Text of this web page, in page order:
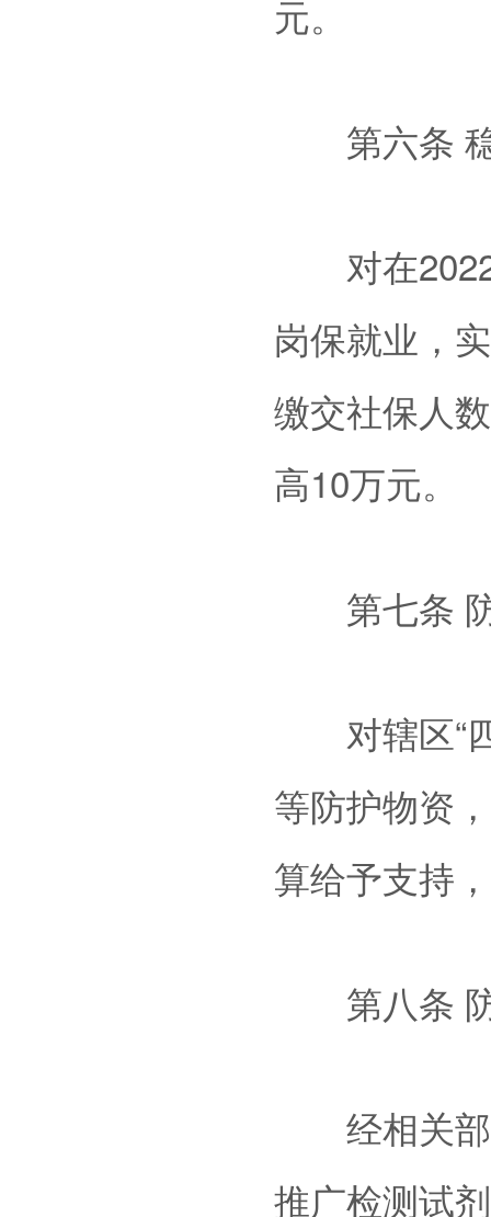
元。
第六条
对在2022
岗保就业，
缴交社保人
高10万元。
第七条 防
对辖区“四
等防护物资
算给予支持
第八条 防
经相关部
推广检测试